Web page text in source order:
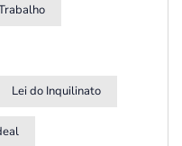
Lei do Inquilinato